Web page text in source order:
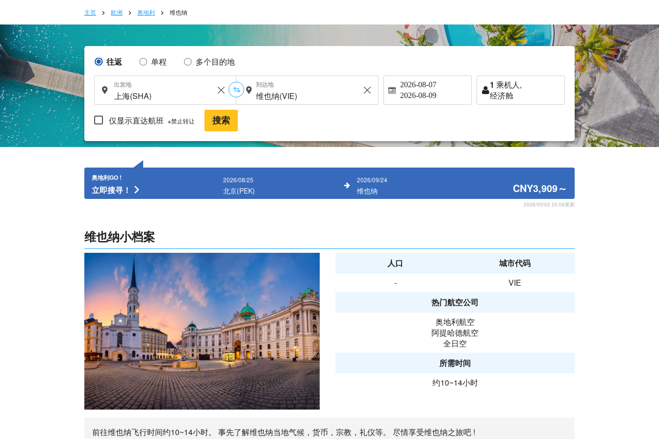
主页 欧洲 奥地利 维也纳
往返 单程 多个目的地
出发地 到达地 2026-08-07
2026-08-09
1 乘机人,
经济舱
仅显示直达航班 ※禁止转让 搜索
奥地利GO !
立即搜寻！
2026/08/25
北京(PEK)
2026/09/24
维也纳 CNY3,909～
2026/03/02 20:08更新
维也纳小档案
人口
城市代码
-
VIE
热门航空公司
奥地利航空
阿提哈德航空
全日空
所需时间
约10~14小时
前往维也纳飞行时间约10~14小时。 事先了解维也纳当地气候，货币，宗教，礼仪等。 尽情享受维也纳之旅吧 !